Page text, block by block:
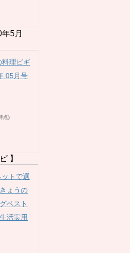
5月
料理ビギ
05月号
点)
】
トで選
ょうの
ベスト
活実用